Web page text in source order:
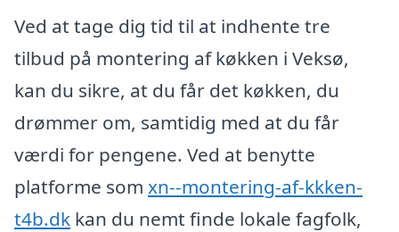
Ved at tage dig tid til at indhente tre
tilbud på montering af køkken i Veksø,
kan du sikre, at du får det køkken, du
drømmer om, samtidig med at du får
værdi for pengene. Ved at benytte
platforme som xn--montering-af-kkken-
t4b.dk kan du nemt finde lokale fagfolk,